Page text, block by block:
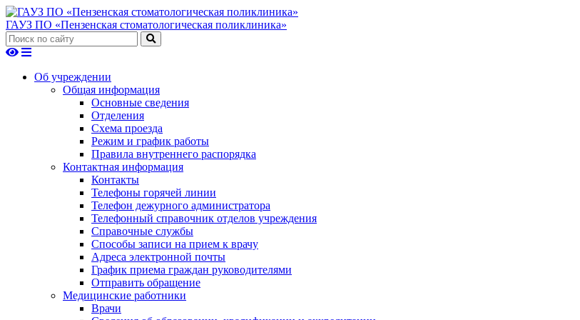
ГАУЗ ПО «Пензенская стоматологическая поликлиника»
Об учреждении
Общая информация
Основные сведения
Отделения
Схема проезда
Режим и график работы
Правила внутреннего распорядка
Контактная информация
Контакты
Телефоны горячей линии
Телефон дежурного администратора
Телефонный справочник отделов учреждения
Справочные службы
Способы записи на прием к врачу
Адреса электронной почты
График приема граждан руководителями
Отправить обращение
Медицинские работники
Врачи